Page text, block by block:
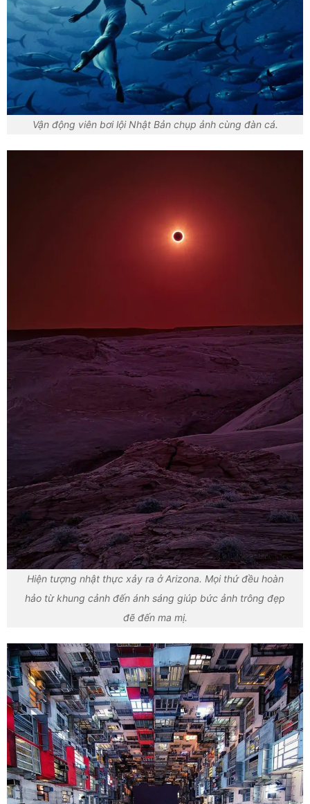
Vận động viên bơi lội Nhật Bản chụp ảnh cùng đàn cá.
Hiện tượng nhật thực xảy ra ở Arizona. Mọi thứ đều hoàn
hảo từ khung cảnh đến ánh sáng giúp bức ảnh trông đẹp
đẽ đến ma mị.